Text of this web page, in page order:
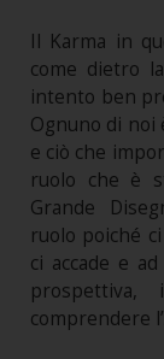
Il Karma in
come dietro
intento ben
Ognuno di noi
e ciò che
ruolo che è
Grande
ruolo poiché
ci accade e
comprendere